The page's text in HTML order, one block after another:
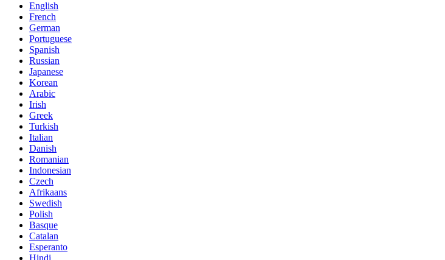
English
French
German
Portuguese
Spanish
Russian
Japanese
Korean
Arabic
Irish
Greek
Turkish
Italian
Danish
Romanian
Indonesian
Czech
Afrikaans
Swedish
Polish
Basque
Catalan
Esperanto